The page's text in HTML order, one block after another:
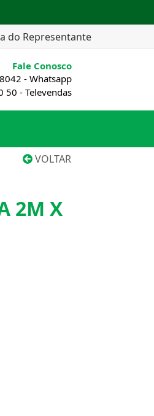
do Representante
Fale Conosco
- Whatsapp
50 - Televendas
VOLTAR
2M X